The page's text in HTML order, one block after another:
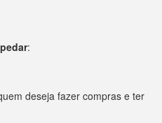
:
deseja fazer compras e ter